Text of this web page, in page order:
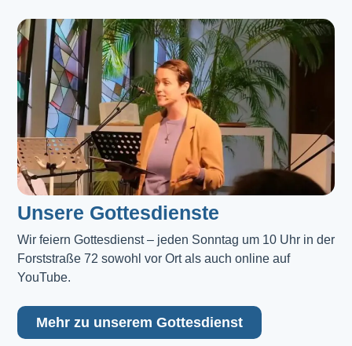
Unsere Gottesdienste
Wir feiern Gottesdienst – jeden Sonntag um 10 Uhr in der
Forststraße 72 sowohl vor Ort als auch online auf
YouTube.
Mehr zu unserem Gottesdienst